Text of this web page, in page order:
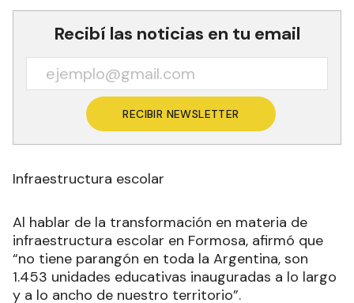
Recibí las noticias en tu email
RECIBIR NEWSLETTER
Infraestructura escolar
Al hablar de la transformación en materia de
infraestructura escolar en Formosa, afirmó que
“no tiene parangón en toda la Argentina, son
1.453 unidades educativas inauguradas a lo largo
y a lo ancho de nuestro territorio”.